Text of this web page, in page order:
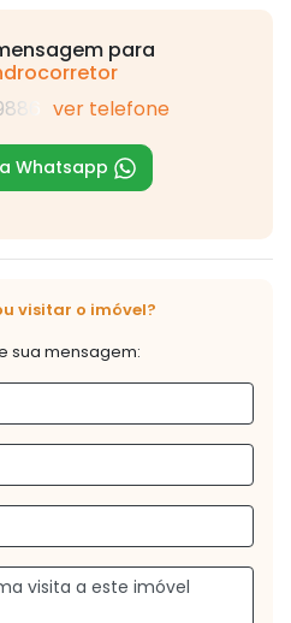
para
ver telefone
Whatsapp
visitar o imóvel?
sua mensagem: